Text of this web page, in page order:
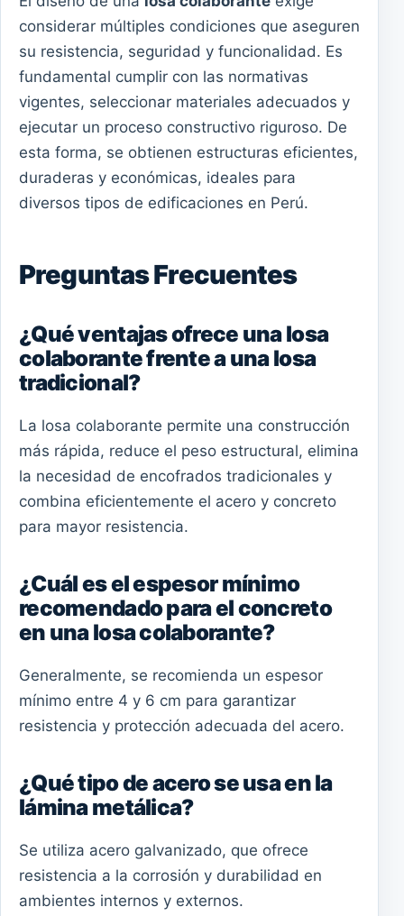
considerar múltiples condiciones que aseguren
su resistencia, seguridad y funcionalidad. Es
fundamental cumplir con las normativas
vigentes, seleccionar materiales adecuados y
ejecutar un proceso constructivo riguroso. De
esta forma, se obtienen estructuras eficientes,
duraderas y económicas, ideales para
diversos tipos de edificaciones en Perú.
Preguntas Frecuentes
¿Qué ventajas ofrece una losa
colaborante frente a una losa
tradicional?
La losa colaborante permite una construcción
más rápida, reduce el peso estructural, elimina
la necesidad de encofrados tradicionales y
combina eficientemente el acero y concreto
para mayor resistencia.
¿Cuál es el espesor mínimo
recomendado para el concreto
en una losa colaborante?
Generalmente, se recomienda un espesor
mínimo entre 4 y 6 cm para garantizar
resistencia y protección adecuada del acero.
¿Qué tipo de acero se usa en la
lámina metálica?
Se utiliza acero galvanizado, que ofrece
resistencia a la corrosión y durabilidad en
ambientes internos y externos.